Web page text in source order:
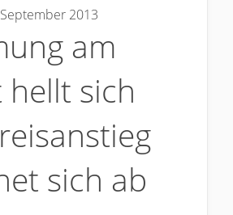
2013
am
hellt sich
sich ab